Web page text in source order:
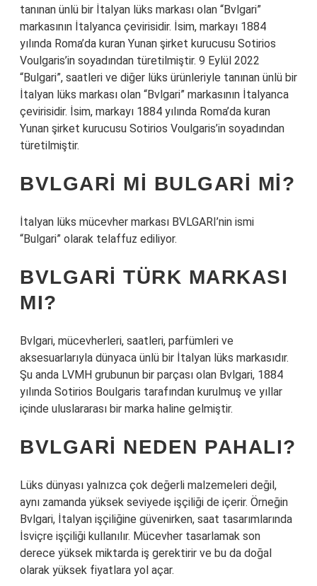
tanınan ünlü bir İtalyan lüks markası olan “Bvlgari”
markasının İtalyanca çevirisidir. İsim, markayı 1884
yılında Roma’da kuran Yunan şirket kurucusu Sotirios
Voulgaris’in soyadından türetilmiştir. 9 Eylül 2022
“Bulgari”, saatleri ve diğer lüks ürünleriyle tanınan ünlü bir
İtalyan lüks markası olan “Bvlgari” markasının İtalyanca
çevirisidir. İsim, markayı 1884 yılında Roma’da kuran
Yunan şirket kurucusu Sotirios Voulgaris’in soyadından
türetilmiştir.
BVLGARI MI BULGARI MI?
İtalyan lüks mücevher markası BVLGARI’nin ismi
“Bulgari” olarak telaffuz ediliyor.
BVLGARI TÜRK MARKASI
MI?
Bvlgari, mücevherleri, saatleri, parfümleri ve
aksesuarlarıyla dünyaca ünlü bir İtalyan lüks markasıdır.
Şu anda LVMH grubunun bir parçası olan Bvlgari, 1884
yılında Sotirios Boulgaris tarafından kurulmuş ve yıllar
içinde uluslararası bir marka haline gelmiştir.
BVLGARI NEDEN PAHALI?
Lüks dünyası yalnızca çok değerli malzemeleri değil,
aynı zamanda yüksek seviyede işçiliği de içerir. Örneğin
Bvlgari, İtalyan işçiliğine güvenirken, saat tasarımlarında
İsviçre işçiliği kullanılır. Mücevher tasarlamak son
derece yüksek miktarda iş gerektirir ve bu da doğal
olarak yüksek fiyatlara yol açar.